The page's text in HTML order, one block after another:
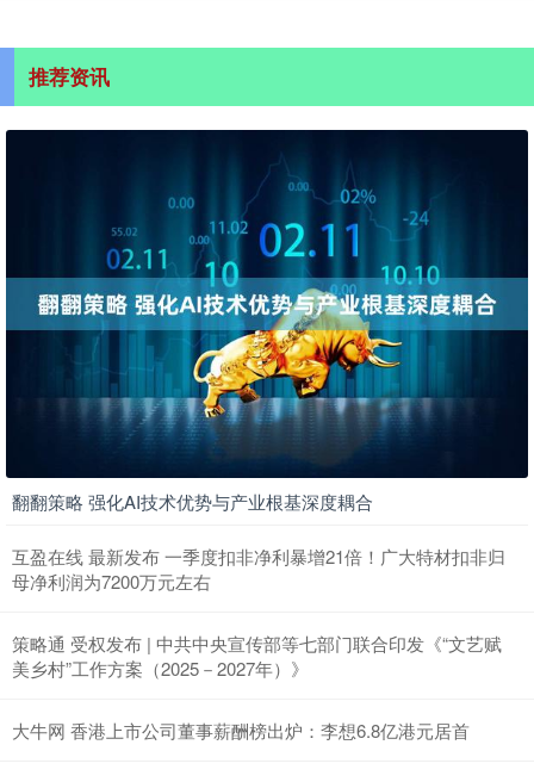
推荐资讯
翻翻策略 强化AI技术优势与产业根基深度耦合
互盈在线 最新发布 一季度扣非净利暴增21倍！广大特材扣非归
母净利润为7200万元左右
策略通 受权发布 | 中共中央宣传部等七部门联合印发《“文艺赋
美乡村”工作方案（2025－2027年）》
大牛网 香港上市公司董事薪酬榜出炉：李想6.8亿港元居首